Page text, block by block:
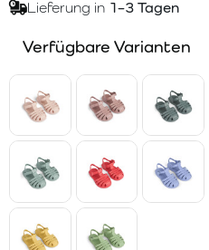
Lieferung in 1–3 Tagen
Verfügbare Varianten